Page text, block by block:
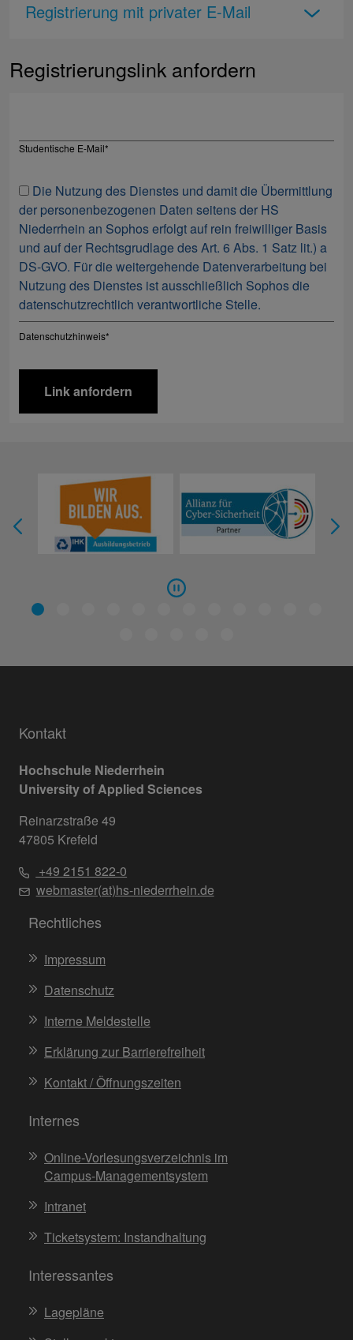
Registrierung mit privater E-Mail
Registrierungslink anfordern
Studentische E-Mail*
Datenschutzhinweis*
der personenbezogenen Daten seitens der HS
Niederrhein an Sophos erfolgt auf rein freiwilliger Basis
und auf der Rechtsgrudlage des Art. 6 Abs. 1 Satz lit.) a
DS-GVO. Für die weitergehende Datenverarbeitung bei
Nutzung des Dienstes ist ausschließlich Sophos die
datenschutzrechtlich verantwortliche Stelle.
Kontakt
Hochschule Niederrhein
University of Applied Sciences
Reinarzstraße 49
47805 Krefeld
+49 2151 822-0
webmaster(at)hs-niederrhein.de
Rechtliches
Impressum
Datenschutz
Interne Meldestelle
Erklärung zur Barrierefreiheit
Kontakt / Öffnungszeiten
Internes
Online-Vorlesungsverzeichnis im
Campus-Managementsystem
Intranet
Ticketsystem: Instandhaltung
Interessantes
Lagepläne